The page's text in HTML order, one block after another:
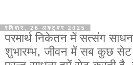
रविवार, 26 अक्टूबर 2025
परमार्थ निकेतन में सत्संग
शुभारम्भ, जीवन में सब कुछ